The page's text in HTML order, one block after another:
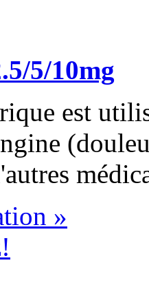
5/10mg
est
»